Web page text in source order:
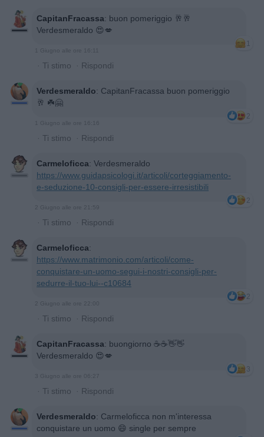
CapitanFracassa: buon pomeriggio 🥂🥂
Verdesmeraldo 😍💋
1
1 Giugno alle ore 16:11
· Ti stimo · Rispondi
Verdesmeraldo: CapitanFracassa buon pomeriggio
🥂 ☘️🤗
2
1 Giugno alle ore 16:16
· Ti stimo · Rispondi
Carmeloficca: Verdesmeraldo
https://www.guidapsicologi.it/articoli/corteggiamento-
e-seduzione-10-consigli-per-essere-irresistibili
2
2 Giugno alle ore 21:59
· Ti stimo · Rispondi
Carmeloficca:
https://www.matrimonio.com/articoli/come-
conquistare-un-uomo-segui-i-nostri-consigli-per-
sedurre-il-tuo-lui--c10684
2
2 Giugno alle ore 22:00
· Ti stimo · Rispondi
CapitanFracassa: buongiorno ☕️☕️👋👋
Verdesmeraldo 😍💋
3
3 Giugno alle ore 06:27
· Ti stimo · Rispondi
Verdesmeraldo: Carmeloficca non m'interessa
conquistare un uomo 😄 single per sempre